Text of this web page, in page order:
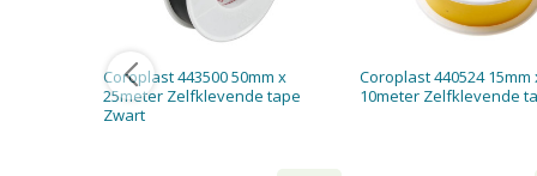
Coroplast 443500 50mm x
25meter Zelfklevende tape
Zwart
Coroplast 440524 15mm
10meter Zelfklevende